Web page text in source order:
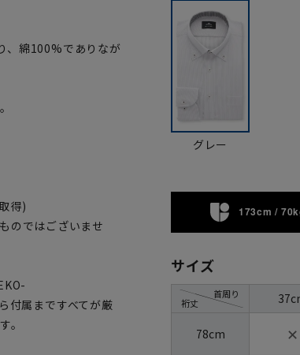
、綿100%でありなが
得)
のではございませ
付属まですべてが厳
。
グレー
173cm /
サイズ
裄丈
首周り
78cm ✕